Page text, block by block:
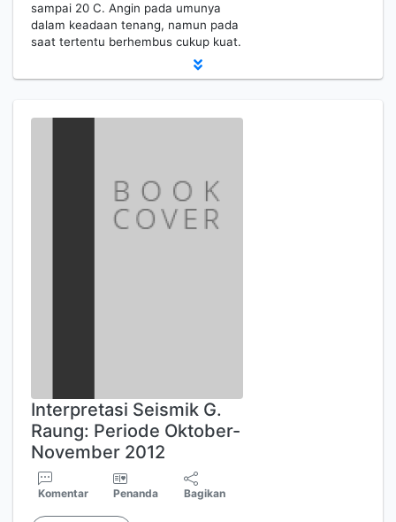
sampai 20 C. Angin pada umunya
dalam keadaan tenang, namun pada
saat tertentu berhembus cukup kuat.
Interpretasi Seismik G.
Raung: Periode Oktober-
November 2012
Komentar Penanda Bagikan